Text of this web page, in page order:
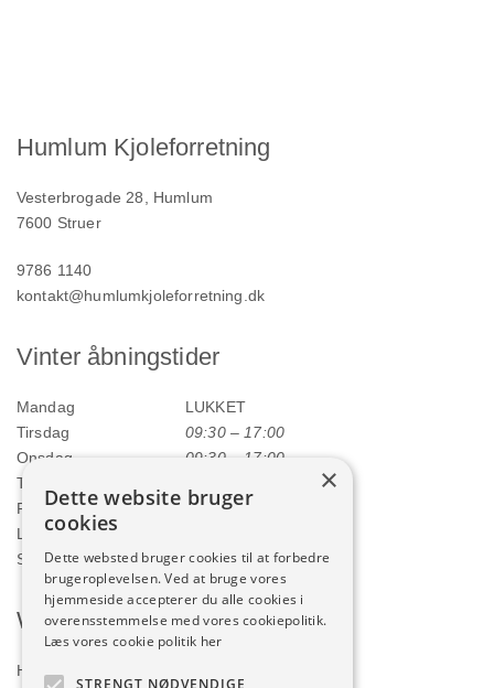
Humlum Kjoleforretning
Vesterbrogade 28, Humlum
7600 Struer
9786 1140
kontakt@humlumkjoleforretning.dk
Vinter åbningstider
Mandag
LUKKET
Tirsdag
09:30 – 17:00
Onsdag
09:30 – 17:00
Torsdag
Fredag
09:30 – 17:00
Lørdag
Søndag
LUKKET
Webshop
Handelsbetingelser
×
Dette website bruger
cookies
Dette websted bruger cookies til at forbedre
brugeroplevelsen. Ved at bruge vores
hjemmeside accepterer du alle cookies i
overensstemmelse med vores cookiepolitik.
Læs vores cookie politik her
STRENGT NØDVENDIGE